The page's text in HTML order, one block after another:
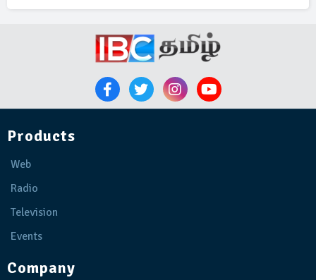
Products
Web
Radio
Television
Events
Company